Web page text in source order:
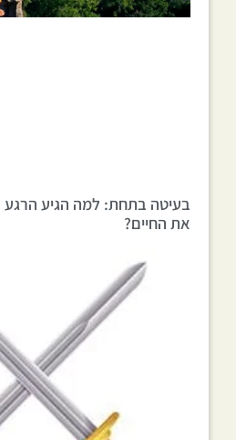
בעיטה בתחת: למה הגיע הרגע
את החיים?